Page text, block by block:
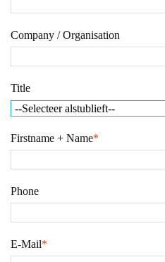
Company / Organisation
Title
*
Firstname + Name
Phone
*
E-Mail